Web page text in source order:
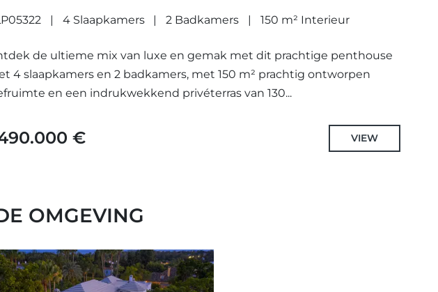
4 Slaapkamers 2 Badkamers 150 m² Interieur
de ultieme mix van luxe en gemak met dit prachtige penthouse
4 slaapkamers en 2 badkamers, met 150 m² prachtig ontworpen
en een indrukwekkend privéterras van 130...
€ VIEW
OMGEVING